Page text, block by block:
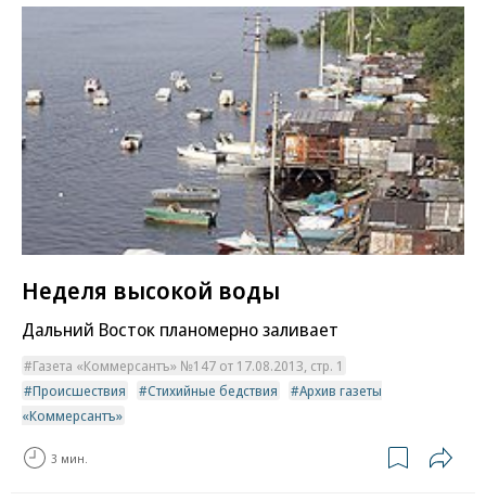
Неделя высокой воды
Дальний Восток планомерно заливает
Газета «Коммерсантъ» №147 от 17.08.2013, стр. 1
Происшествия
Стихийные бедствия
Архив газеты
«Коммерсантъ»
3 мин.